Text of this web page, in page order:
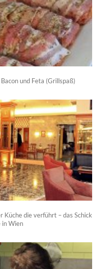
und Feta (Grillspaß)
die verführt – das Schick
in Wien